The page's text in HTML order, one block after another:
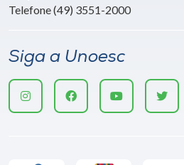
Telefone (49) 3551-2000
Siga a Unoesc